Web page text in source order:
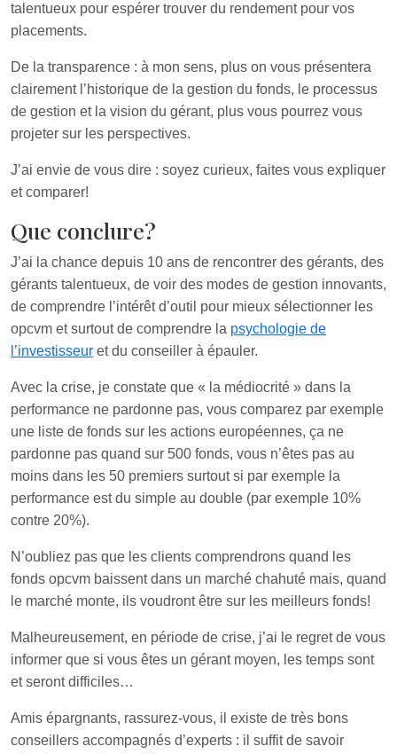
talentueux pour espérer trouver du rendement pour vos
placements.
De la transparence : à mon sens, plus on vous présentera
clairement l’historique de la gestion du fonds, le processus
de gestion et la vision du gérant, plus vous pourrez vous
projeter sur les perspectives.
J’ai envie de vous dire : soyez curieux, faites vous expliquer
et comparer!
Que conclure?
J’ai la chance depuis 10 ans de rencontrer des gérants, des
gérants talentueux, de voir des modes de gestion innovants,
de comprendre l’intérêt d’outil pour mieux sélectionner les
opcvm et surtout de comprendre la psychologie de
l’investisseur et du conseiller à épauler.
Avec la crise, je constate que « la médiocrité » dans la
performance ne pardonne pas, vous comparez par exemple
une liste de fonds sur les actions européennes, ça ne
pardonne pas quand sur 500 fonds, vous n’êtes pas au
moins dans les 50 premiers surtout si par exemple la
performance est du simple au double (par exemple 10%
contre 20%).
N’oubliez pas que les clients comprendrons quand les
fonds opcvm baissent dans un marché chahuté mais, quand
le marché monte, ils voudront être sur les meilleurs fonds!
Malheureusement, en période de crise, j’ai le regret de vous
informer que si vous êtes un gérant moyen, les temps sont
et seront difficiles…
Amis épargnants, rassurez-vous, il existe de très bons
conseillers accompagnés d’experts : il suffit de savoir